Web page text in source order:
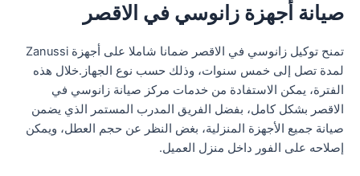
صيانة أجهزة زانوسي في الاقصر
تمنح توكيل زانوسي في الاقصر ضمانا شاملا على أجهزة Zanussi
لمدة تصل إلى خمس سنوات، وذلك حسب نوع الجهاز.خلال هذه
الفترة، يمكن الاستفادة من خدمات مركز صيانة زانوسي في
الاقصر بشكل كامل، بفضل الفريق المدرب المستمر الذي يضمن
صيانة جميع الأجهزة المنزلية، بغض النظر عن حجم العطل، ويمكن
إصلاحه على الفور داخل منزل العميل.